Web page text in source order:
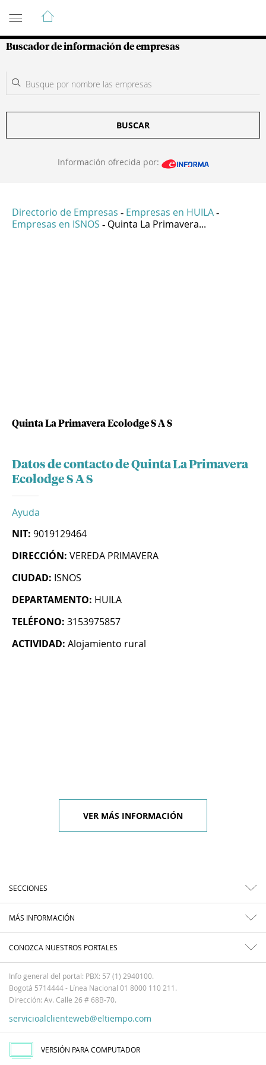
Guía de Empresas Colombianas
Buscador de información de empresas
BUSCAR
Información ofrecida por:
Directorio de Empresas - Empresas en HUILA -
Empresas en ISNOS - Quinta La Primavera...
Quinta La Primavera Ecolodge S A S
Datos de contacto de Quinta La Primavera
Ecolodge S A S
Ayuda
NIT: 9019129464
DIRECCIÓN: VEREDA PRIMAVERA
CIUDAD: ISNOS
DEPARTAMENTO: HUILA
TELÉFONO: 3153975857
ACTIVIDAD: Alojamiento rural
VER MÁS INFORMACIÓN
SECCIONES
MÁS INFORMACIÓN
CONOZCA NUESTROS PORTALES
Info general del portal: PBX: 57 (1) 2940100.
Bogotá 5714444 - Línea Nacional 01 8000 110 211.
Dirección: Av. Calle 26 # 68B-70.
servicioalclienteweb@eltiempo.com
VERSIÓN PARA COMPUTADOR